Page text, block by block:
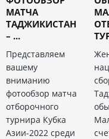
МАТЧА
ТАДЖИКИСТАН
– ...
Представляем
вашему
вниманию
фотообзор матча
отборочного
турнира Кубка
Азии-2022 среди